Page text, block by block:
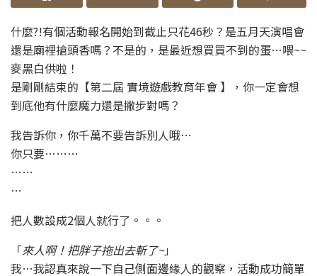
什麼?!有個活動報名開始到截止只花46秒？是五月天演唱會
還是廟裡搶頭香嗎？不是的，是最近想買買不到的蛋…喂~~
麥黑白供啦！
是剛剛結束的【第二屆 實境遊戲教育年會 】，你一定會想
到底他有什麼魔力還是撇步對嗎？
我告訴你，你千萬不要告訴別人哦…
你只要………
……
…
把人數設成2個人就行了。。。
「來人啊！把胖子拖出去斬了~」
我…我認真來說一下自己側面邊緣人的觀察，活動成功簡單